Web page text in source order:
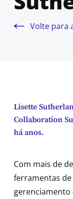
Volte para
Lisette
Collaboration
há anos.
Com mais de
ferramentas